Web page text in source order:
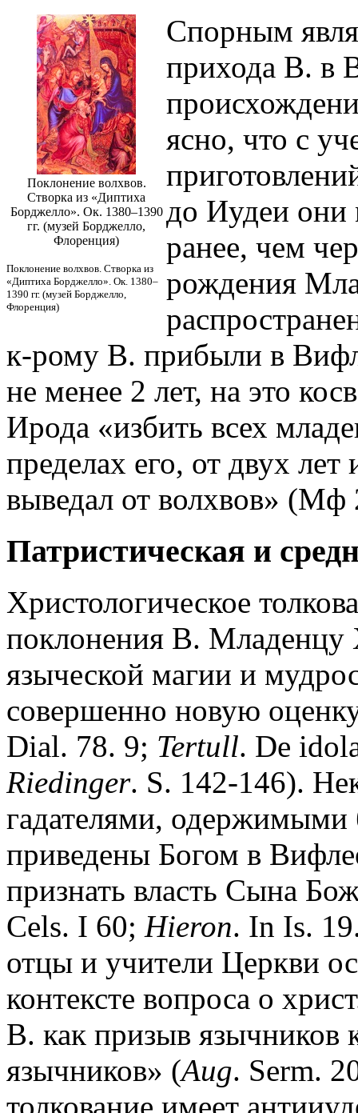
Поклонение волхвов.
Створка из «Диптиха
Борджелло». Ок. 1380–1390
гг. (музей Борджелло,
Флоренция)
Поклонение волхвов. Створка из
«Диптиха Борджелло». Ок. 1380–
1390 гг. (музей Борджелло,
Флоренция)
Спорным
прихода В. в
ясно, что с
до Иудеи они
ранее, чем
рождения
к-рому В. прибыли в
не менее 2 лет, на это
Ирода «избить всех
пределах его, от двух
выведал от волхвов» (Мф
Патристическая и
Христологическое
поклонения В. Младенцу
языческой магии и
совершенно новую
Dial. 78. 9; Tertull. De
Riedinger. S. 142-146).
гадателями,
приведены Богом в
признать власть Сына
Cels. I 60; Hieron. In Is.
отцы и учители Церкви
контексте вопроса о
В. как призыв язычников
язычников» (Aug. Serm.